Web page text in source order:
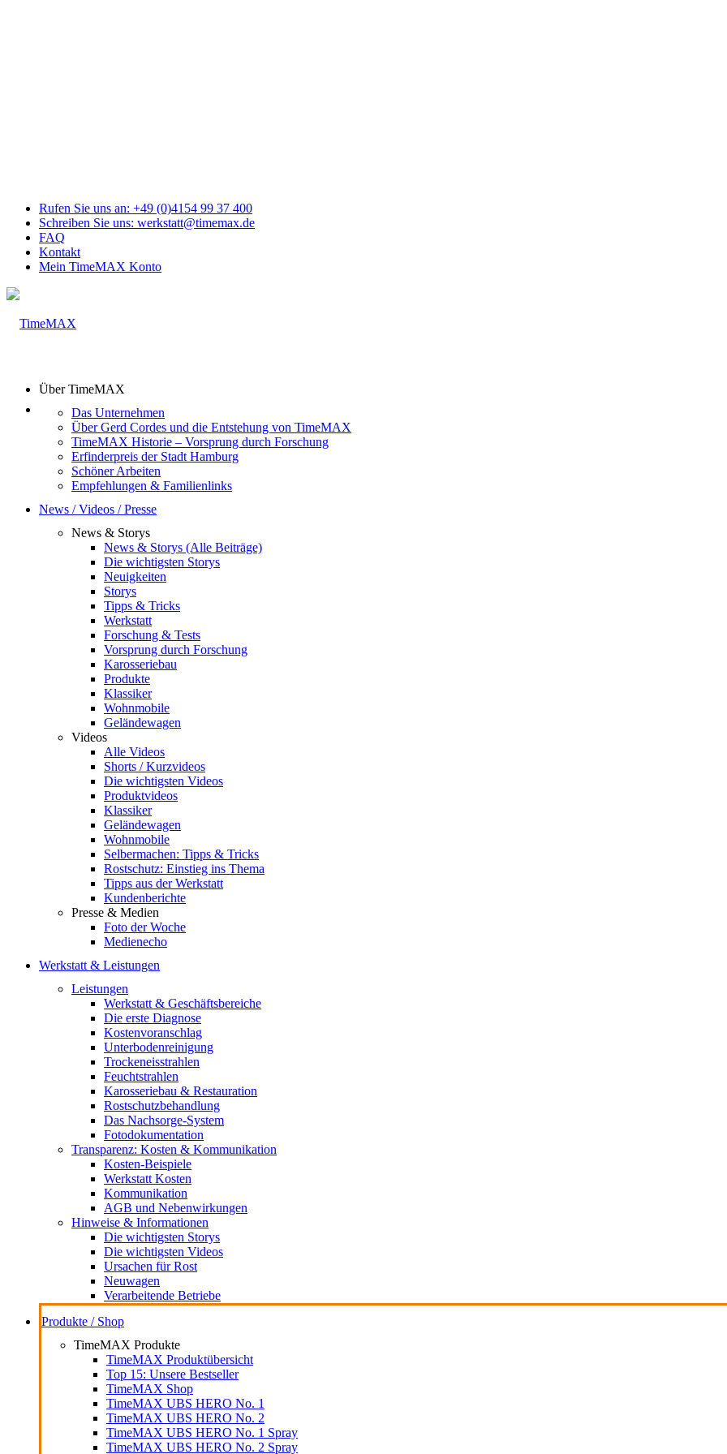
Rufen Sie uns an: +49 (0)4154 99 37 400
Schreiben Sie uns: werkstatt@timemax.de
FAQ
Kontakt
Mein TimeMAX Konto
Über TimeMAX
Das Unternehmen
Über Gerd Cordes und die Entstehung von TimeMAX
TimeMAX Historie – Vorsprung durch Forschung
Erfinderpreis der Stadt Hamburg
Schöner Arbeiten
Empfehlungen & Familienlinks
News / Videos / Presse
News & Storys
News & Storys (Alle Beiträge)
Die wichtigsten Storys
Neuigkeiten
Storys
Tipps & Tricks
Werkstatt
Forschung & Tests
Vorsprung durch Forschung
Karosseriebau
Produkte
Klassiker
Wohnmobile
Geländewagen
Videos
Alle Videos
Shorts / Kurzvideos
Die wichtigsten Videos
Produktvideos
Klassiker
Geländewagen
Wohnmobile
Selbermachen: Tipps & Tricks
Rostschutz: Einstieg ins Thema
Tipps aus der Werkstatt
Kundenberichte
Presse & Medien
Foto der Woche
Medienecho
Werkstatt & Leistungen
Leistungen
Werkstatt & Geschäftsbereiche
Die erste Diagnose
Kostenvoranschlag
Unterbodenreinigung
Trockeneisstrahlen
Feuchtstrahlen
Karosseriebau & Restauration
Rostschutzbehandlung
Das Nachsorge-System
Fotodokumentation
Transparenz: Kosten & Kommunikation
Kosten-Beispiele
Werkstatt Kosten
Kommunikation
AGB und Nebenwirkungen
Hinweise & Informationen
Die wichtigsten Storys
Die wichtigsten Videos
Ursachen für Rost
Neuwagen
Verarbeitende Betriebe
Produkte / Shop
TimeMAX Produkte
TimeMAX Produktübersicht
Top 15: Unsere Bestseller
TimeMAX Shop
TimeMAX UBS HERO No. 1
TimeMAX UBS HERO No. 2
TimeMAX UBS HERO No. 1 Spray
TimeMAX UBS HERO No. 2 Spray